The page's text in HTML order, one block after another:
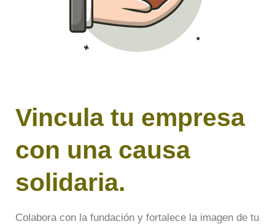
Vincula tu empresa
con una causa
solidaria.
Colabora con la fundación y fortalece la imagen de tu